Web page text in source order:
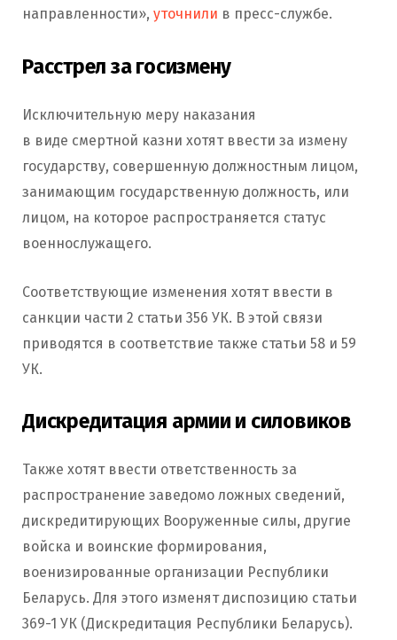
направленности», уточнили в пресс-службе.
Расстрел за госизмену
Исключительную меру наказания
в виде смертной казни хотят ввести за измену
государству, совершенную должностным лицом,
занимающим государственную должность, или
лицом, на которое распространяется статус
военнослужащего.
Соответствующие изменения хотят ввести в
санкции части 2 статьи 356 УК. В этой связи
приводятся в соответствие также статьи 58 и 59
УК.
Дискредитация армии и силовиков
Также хотят ввести ответственность за
распространение заведомо ложных сведений,
дискредитирующих Вооруженные силы, другие
войска и воинские формирования,
военизированные организации Республики
Беларусь. Для этого изменят диспозицию статьи
369-1 УК (Дискредитация Республики Беларусь).